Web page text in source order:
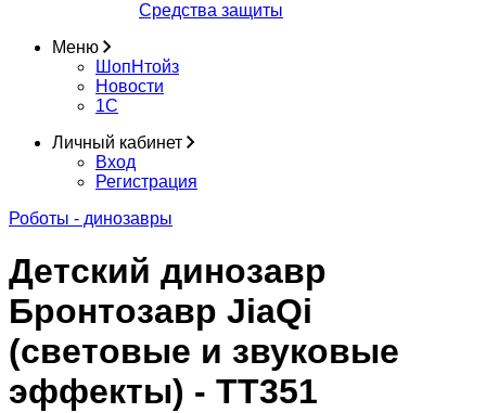
Средства защиты
Меню
ШопНтойз
Новости
1C
Личный кабинет
Вход
Регистрация
Роботы - динозавры
Детский динозавр
Бронтозавр JiaQi
(световые и звуковые
эффекты) - TT351